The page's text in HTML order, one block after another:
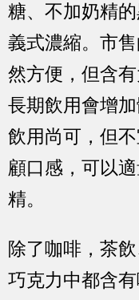
糖、不加奶精
義式濃縮。市
然方便，但含
長期飲用會增
飲用尚可，但
顧口感，可以
精。
除了咖啡，茶
巧克力中都含